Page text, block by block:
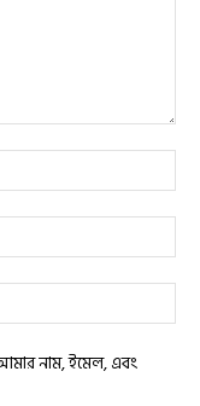
নাম, ইমেল, এবং